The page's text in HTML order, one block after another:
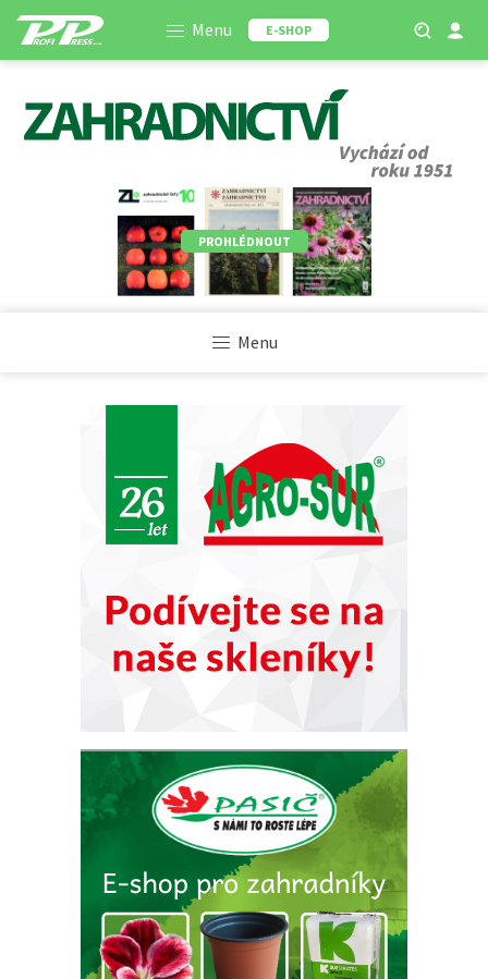
Menu E-SHOP
PROHLÉDNOUT
Menu